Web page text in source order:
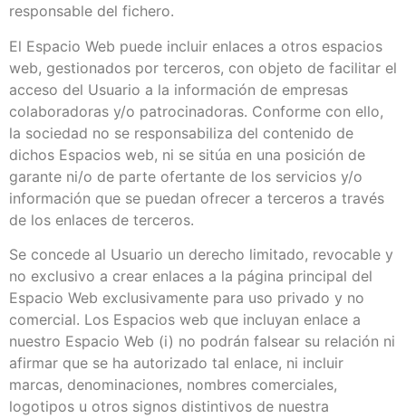
responsable del fichero.
El Espacio Web puede incluir enlaces a otros espacios
web, gestionados por terceros, con objeto de facilitar el
acceso del Usuario a la información de empresas
colaboradoras y/o patrocinadoras. Conforme con ello,
la sociedad no se responsabiliza del contenido de
dichos Espacios web, ni se sitúa en una posición de
garante ni/o de parte ofertante de los servicios y/o
información que se puedan ofrecer a terceros a través
de los enlaces de terceros.
Se concede al Usuario un derecho limitado, revocable y
no exclusivo a crear enlaces a la página principal del
Espacio Web exclusivamente para uso privado y no
comercial. Los Espacios web que incluyan enlace a
nuestro Espacio Web (i) no podrán falsear su relación ni
afirmar que se ha autorizado tal enlace, ni incluir
marcas, denominaciones, nombres comerciales,
logotipos u otros signos distintivos de nuestra